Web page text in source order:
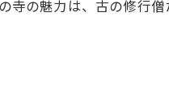
の魅力は、古の修行